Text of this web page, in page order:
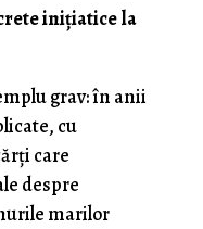
inițiatice la
grav: în anii
cu
care
despre
marilor